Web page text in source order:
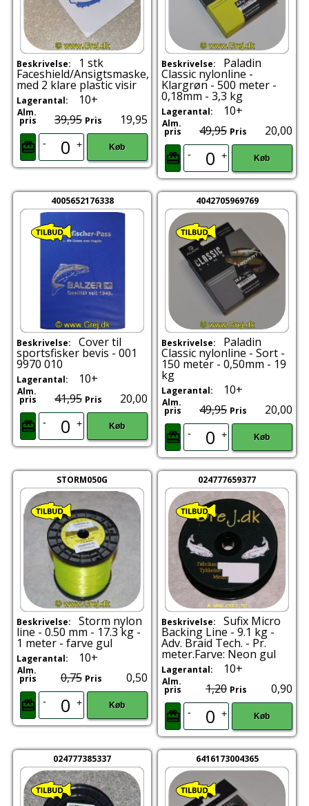
Beskrivelse: 1 stk
Faceshield/Ansigtsmaske,
med 2 klare plastic visir
Lagerantal: 10+
Alm.
pris 39,95 Pris 19,95
- + Køb
Beskrivelse: Paladin
Classic nylonline -
Klargrøn - 500 meter -
0,18mm - 3,3 kg
Lagerantal: 10+
Alm.
pris 49,95 Pris 20,00
- + Køb
4005652176338
Beskrivelse: Cover til
sportsfisker bevis - 001
9970 010
Lagerantal: 10+
Alm.
pris 41,95 Pris 20,00
- + Køb
4042705969769
Beskrivelse: Paladin
Classic nylonline - Sort -
150 meter - 0,50mm - 19
kg
Lagerantal: 10+
Alm.
pris 49,95 Pris 20,00
- + Køb
STORM050G
Beskrivelse: Storm nylon
line - 0.50 mm - 17.3 kg -
1 meter - farve gul
Lagerantal: 10+
Alm.
pris 0,75 Pris 0,50
- + Køb
024777659377
Beskrivelse: Sufix Micro
Backing Line - 9.1 kg -
Adv. Braid Tech. - Pr.
meter.Farve: Neon gul
Lagerantal: 10+
Alm.
pris 1,20 Pris 0,90
- + Køb
024777385337 6416173004365